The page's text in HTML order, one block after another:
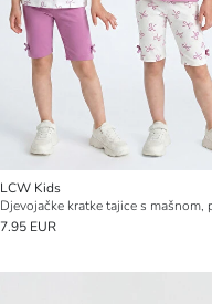
LCW Kids
7.95 EUR